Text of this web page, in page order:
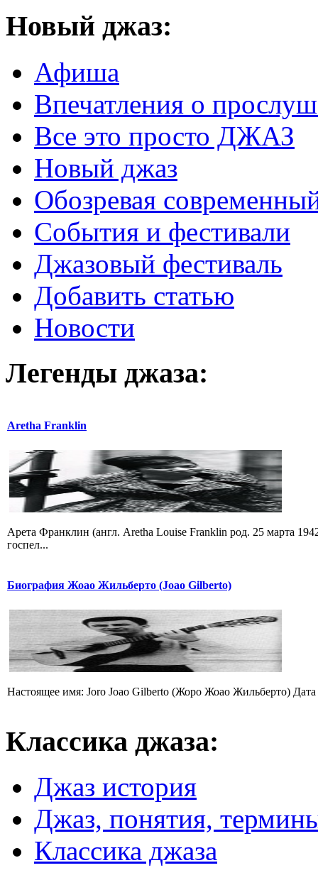
Новый джаз:
Афиша
Впечатления о
Все это просто ДЖАЗ
Новый джаз
Обозревая
События и фестивали
Джазовый фестиваль
Добавить статью
Новости
Легенды джаза:
Aretha Franklin
Арета Франклин (англ. Aretha Louise Franklin род. 25 марта
госпел...
Биография Жоао Жильберто (Joao Gilberto)
Настоящее имя: Joro Joao Gilberto (Жоро Жоао Жильберто)
Классика джаза:
Джаз история
Джаз, понятия,
Классика джаза